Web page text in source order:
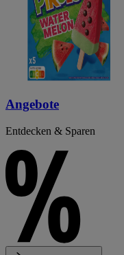
Angebote
Entdecken & Sparen